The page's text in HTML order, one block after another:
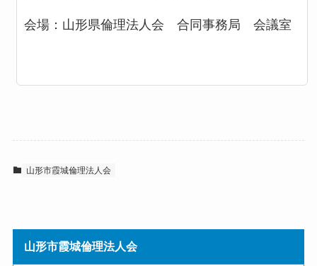
会場： 山形県倫理法人会 合同事務局 会議室
山形市霞城倫理法人会
山形市霞城倫理法人会